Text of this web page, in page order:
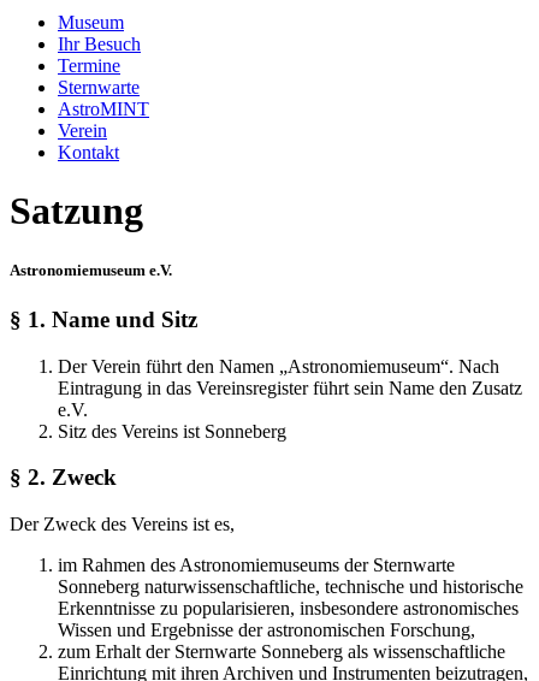
Museum
Ihr Besuch
Termine
Sternwarte
AstroMINT
Verein
Kontakt
Satzung
Astronomiemuseum e.V.
§ 1. Name und Sitz
Der Verein führt den Namen „Astronomiemuseum“. Nach
Eintragung in das Vereinsregister führt sein Name den Zusatz
e.V.
Sitz des Vereins ist Sonneberg
§ 2. Zweck
Der Zweck des Vereins ist es,
im Rahmen des Astronomiemuseums der Sternwarte
Sonneberg naturwissenschaftliche, technische und historische
Erkenntnisse zu popularisieren, insbesondere astronomisches
Wissen und Ergebnisse der astronomischen Forschung,
zum Erhalt der Sternwarte Sonneberg als wissenschaftliche
Einrichtung mit ihren Archiven und Instrumenten beizutragen,